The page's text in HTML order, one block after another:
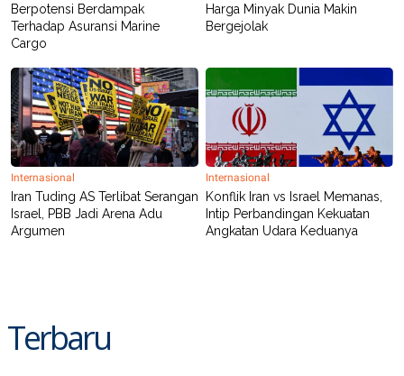
Berpotensi Berdampak
Terhadap Asuransi Marine
Cargo
Harga Minyak Dunia Makin
Bergejolak
Internasional
Iran Tuding AS Terlibat Serangan
Israel, PBB Jadi Arena Adu
Argumen
Internasional
Konflik Iran vs Israel Memanas,
Intip Perbandingan Kekuatan
Angkatan Udara Keduanya
Terbaru